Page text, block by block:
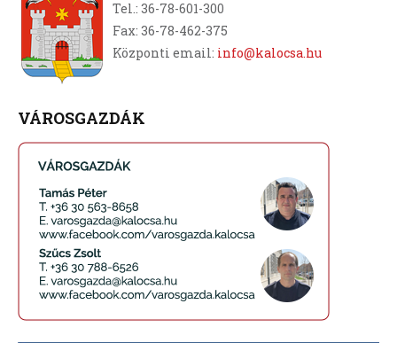
Tel.: 36-78-601-300
Fax: 36-78-462-375
Központi email: info@kalocsa.hu
VÁROSGAZDÁK